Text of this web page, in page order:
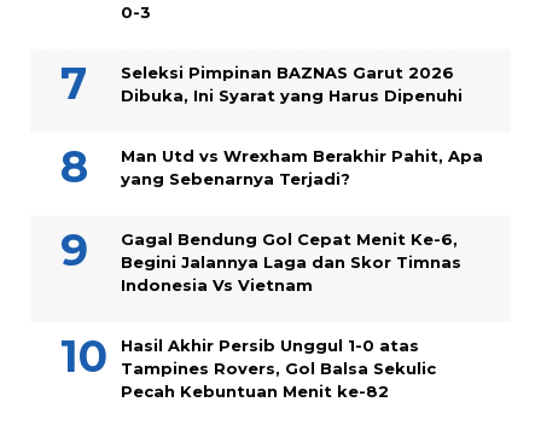
0-3
Seleksi Pimpinan BAZNAS Garut 2026
Dibuka, Ini Syarat yang Harus Dipenuhi
Man Utd vs Wrexham Berakhir Pahit, Apa
yang Sebenarnya Terjadi?
Gagal Bendung Gol Cepat Menit Ke-6,
Begini Jalannya Laga dan Skor Timnas
Indonesia Vs Vietnam
Hasil Akhir Persib Unggul 1-0 atas
Tampines Rovers, Gol Balsa Sekulic
Pecah Kebuntuan Menit ke-82